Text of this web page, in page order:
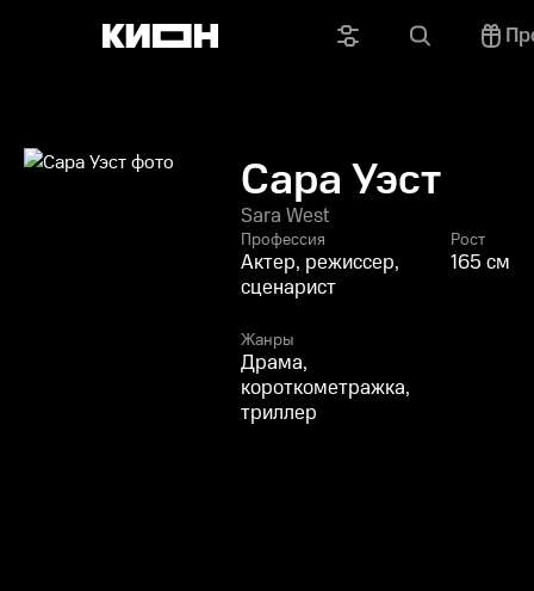
Сара Уэст
Sara West
Профессия
Актер, режиссер,
сценарист
Рост
165 см
Жанры
Драма,
короткометражка,
триллер